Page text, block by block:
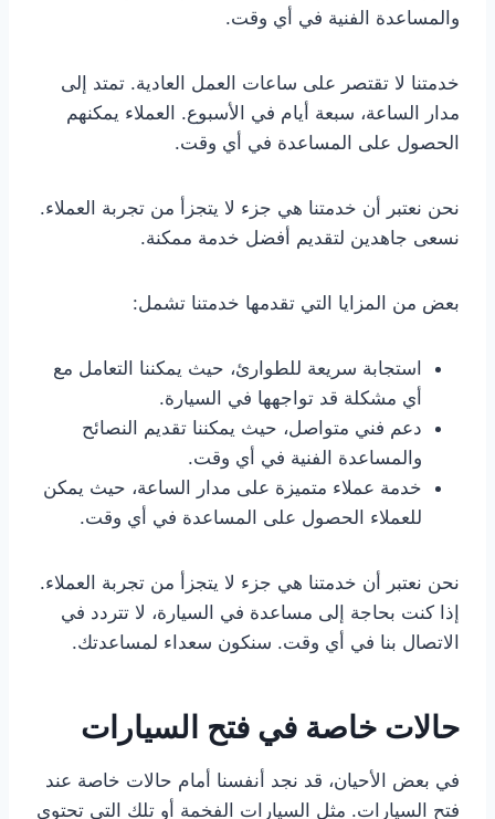
والمساعدة الفنية في أي وقت.
خدمتنا لا تقتصر على ساعات العمل العادية. تمتد إلى
مدار الساعة، سبعة أيام في الأسبوع. العملاء يمكنهم
الحصول على المساعدة في أي وقت.
نحن نعتبر أن خدمتنا هي جزء لا يتجزأ من تجربة العملاء.
نسعى جاهدين لتقديم أفضل خدمة ممكنة.
بعض من المزايا التي تقدمها خدمتنا تشمل:
استجابة سريعة للطوارئ، حيث يمكننا التعامل مع
أي مشكلة قد تواجهها في السيارة.
دعم فني متواصل، حيث يمكننا تقديم النصائح
والمساعدة الفنية في أي وقت.
خدمة عملاء متميزة على مدار الساعة، حيث يمكن
للعملاء الحصول على المساعدة في أي وقت.
نحن نعتبر أن خدمتنا هي جزء لا يتجزأ من تجربة العملاء.
إذا كنت بحاجة إلى مساعدة في السيارة، لا تتردد في
الاتصال بنا في أي وقت. سنكون سعداء لمساعدتك.
حالات خاصة في فتح السيارات
في بعض الأحيان، قد نجد أنفسنا أمام حالات خاصة عند
فتح السيارات. مثل السيارات الفخمة أو تلك التي تحتوي